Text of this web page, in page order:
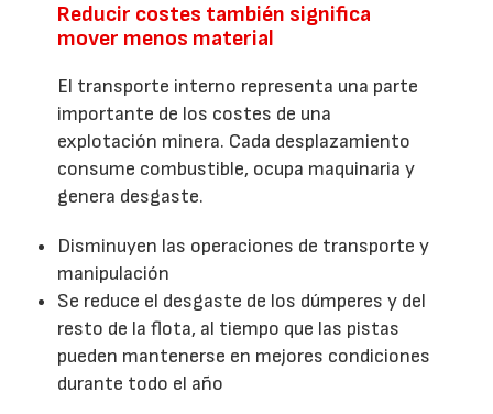
Reducir costes también significa
mover menos material
El transporte interno representa una parte
importante de los costes de una
explotación minera. Cada desplazamiento
consume combustible, ocupa maquinaria y
genera desgaste.
Disminuyen las operaciones de transporte y
manipulación
Se reduce el desgaste de los dúmperes y del
resto de la flota, al tiempo que las pistas
pueden mantenerse en mejores condiciones
durante todo el año